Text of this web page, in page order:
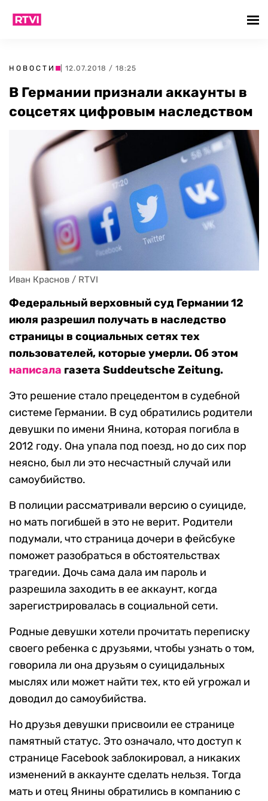
НОВОСТИ | 12.07.2018 / 18:25
В Германии признали аккаунты в
соцсетях цифровым наследством
Иван Краснов / RTVI
Федеральный верховный суд Германии 12
июля разрешил получать в наследство
страницы в социальных сетях тех
пользователей, которые умерли. Об этом
написала газета Suddeutsche Zeitung.
Это решение стало прецедентом в судебной
системе Германии. В суд обратились родители
девушки по имени Янина, которая погибла в
2012 году. Она упала под поезд, но до сих пор
неясно, был ли это несчастный случай или
самоубийство.
В полиции рассматривали версию о суициде,
но мать погибшей в это не верит. Родители
подумали, что страница дочери в фейсбуке
поможет разобраться в обстоятельствах
трагедии. Дочь сама дала им пароль и
разрешила заходить в ее аккаунт, когда
зарегистрировалась в социальной сети.
Родные девушки хотели прочитать переписку
своего ребенка с друзьями, чтобы узнать о том,
говорила ли она друзьям о суицидальных
мыслях или может найти тех, кто ей угрожал и
доводил до самоубийства.
Но друзья девушки присвоили ее странице
памятный статус. Это означало, что доступ к
странице Facebook заблокировал, а никаких
изменений в аккаунте сделать нельзя. Тогда
мать и отец Янины обратились в компанию с